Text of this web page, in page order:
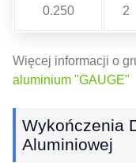
0.250 2
Więcej informacji o
aluminium "GAUGE"
Wykończenia
Aluminiowej